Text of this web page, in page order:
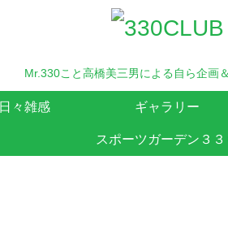
Mr.330こと高橋美三男による自ら企画
日々雑感 ギャラリー
スポーツガーデン３３